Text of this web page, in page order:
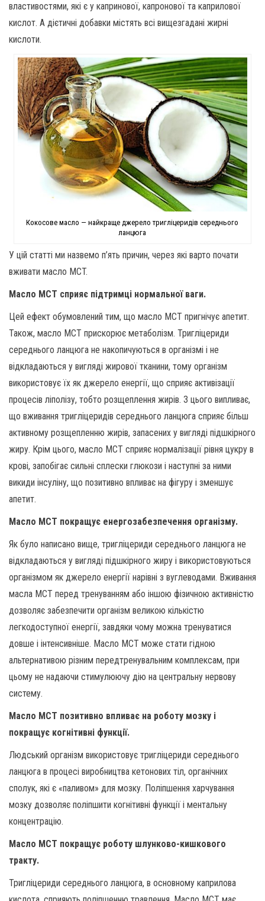
властивостями, які є у капринової, капронової та каприлової
кислот. А дієтичні добавки містять всі вищезгадані жирні
кислоти.
Кокосове масло — найкраще джерело тригліцеридів середнього
ланцюга
У цій статті ми назвемо п’ять причин, через які варто почати
вживати масло MCT.
Масло MCT сприяє підтримці нормальної ваги.
Цей ефект обумовлений тим, що масло MCT пригнічує апетит.
Також, масло MCT прискорює метаболізм. Тригліцериди
середнього ланцюга не накопичуються в організмі і не
відкладаються у вигляді жирової тканини, тому організм
використовує їх як джерело енергії, що сприяє активізації
процесів ліполізу, тобто розщеплення жирів. З цього випливає,
що вживання тригліцеридів середнього ланцюга сприяє більш
активному розщепленню жирів, запасених у вигляді підшкірного
жиру. Крім цього, масло MCT сприяє нормалізації рівня цукру в
крові, запобігає сильні сплески глюкози і наступні за ними
викиди інсуліну, що позитивно впливає на фігуру і зменшує
апетит.
Масло MCT покращує енергозабезпечення організму.
Як було написано вище, тригліцериди середнього ланцюга не
відкладаються у вигляді підшкірного жиру і використовуються
організмом як джерело енергії нарівні з вуглеводами. Вживання
масла MCT перед тренуванням або іншою фізичною активністю
дозволяє забезпечити організм великою кількістю
легкодоступної енергії, завдяки чому можна тренуватися
довше і інтенсивніше. Масло MCT може стати гідною
альтернативою різним передтренувальним комплексам, при
цьому не надаючи стимулюючу дію на центральну нервову
систему.
Масло MCT позитивно впливає на роботу мозку і
покращує когнітивні функції.
Людський організм використовує тригліцериди середнього
ланцюга в процесі виробництва кетонових тіл, органічних
сполук, які є «паливом» для мозку. Поліпшення харчування
мозку дозволяє поліпшити когнітивні функції і ментальну
концентрацію.
Масло MCT покращує роботу шлунково-кишкового
тракту.
Тригліцериди середнього ланцюга, в основному каприлова